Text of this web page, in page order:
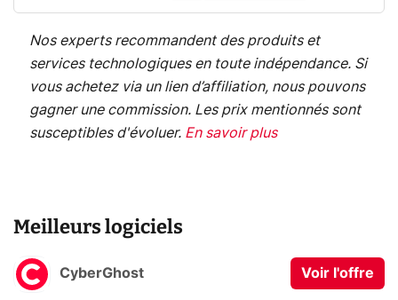
Nos experts recommandent des produits et
services technologiques en toute indépendance. Si
vous achetez via un lien d’affiliation, nous pouvons
gagner une commission. Les prix mentionnés sont
susceptibles d'évoluer. En savoir plus
Meilleurs logiciels
CyberGhost Voir l'offre